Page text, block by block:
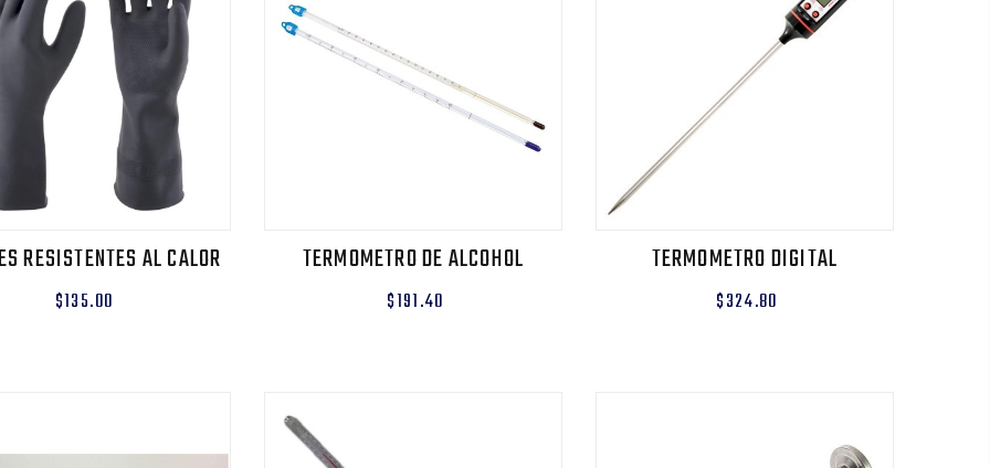
RESISTENTES AL CALOR
$135.00
TERMOMETRO DE ALCOHOL
$191.40
TERMOMETRO DIGITAL
$324.80